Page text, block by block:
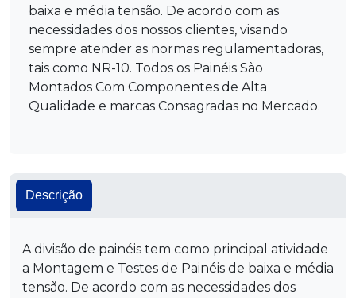
baixa e média tensão. De acordo com as
necessidades dos nossos clientes, visando
sempre atender as normas regulamentadoras,
tais como NR-10. Todos os Painéis São
Montados Com Componentes de Alta
Qualidade e marcas Consagradas no Mercado.
Descrição
A divisão de painéis tem como principal atividade
a Montagem e Testes de Painéis de baixa e média
tensão. De acordo com as necessidades dos